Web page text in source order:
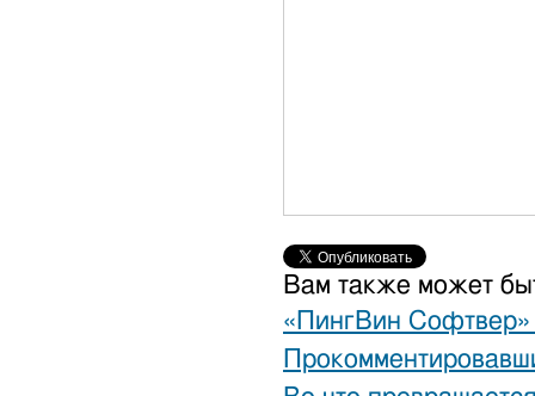
Вам также может
«ПингВин Софтвер»